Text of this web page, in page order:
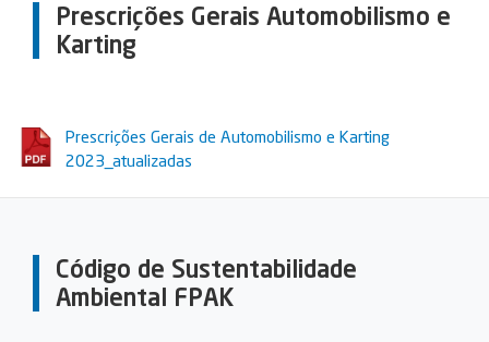
Prescrições Gerais Automobilismo e
Karting
Prescrições Gerais de Automobilismo e Karting
2023_atualizadas
Código de Sustentabilidade
Ambiental FPAK